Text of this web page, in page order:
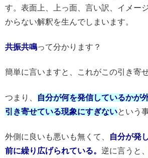
す。表面上、上っ面、言い訳、イメー
からない解釈を生んでしまいます。
共振共鳴って分かります？
簡単に言いますと、これがこの引き寄
つまり、
自分が何を発信しているかが
引き寄せている現象にすぎないという事
外側に良いも悪いも無くて、
自分が発
前に繰り広げられている。 逆に言うと、